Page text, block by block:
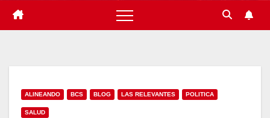
ALINEANDO BCS BLOG LAS RELEVANTES POLITICA
SALUD